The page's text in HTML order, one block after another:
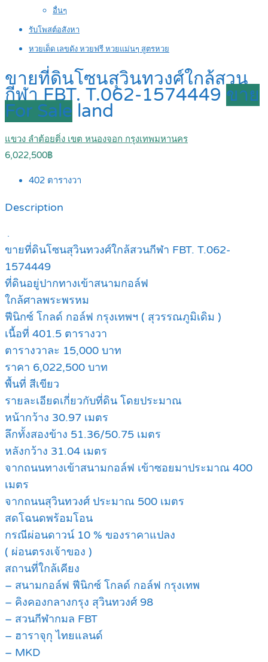
อื่นๆ
รับโพสต์อสังหา
หวยเด็ด เลขดัง หวยฟรี หวยแม่นๆ สูตรหวย
ขายที่ดินโซนสุวินทวงศ์ใกล้สวน
กีฬา FBT. T.062-1574449 ขาย
For Sale land
แขวง ลำต้อยติ่ง เขต หนองจอก กรุงเทพมหานคร
6,022,500฿
402 ตารางวา
Description
.
ขายที่ดินโซนสุวินทวงศ์ใกล้สวนกีฬา FBT. T.062-
1574449
ที่ดินอยู่ปากทางเข้าสนามกอล์ฟ
ใกล้ศาลพระพรหม
ฟีนิกซ์ โกลด์ กอล์ฟ กรุงเทพฯ ( สุวรรณภูมิเดิม )
เนื้อที่ 401.5 ตารางวา
ตารางวาละ 15,000 บาท
ราคา 6,022,500 บาท
พื้นที่ สีเขียว
รายละเอียดเกี่ยวกับที่ดิน โดยประมาณ
หน้ากว้าง 30.97 เมตร
ลึกทั้งสองข้าง 51.36/50.75 เมตร
หลังกว้าง 31.04 เมตร
จากถนนทางเข้าสนามกอล์ฟ เข้าซอยมาประมาณ 400
เมตร
จากถนนสุวินทวงศ์ ประมาณ 500 เมตร
สดโฉนดพร้อมโอน
กรณีผ่อนดาวน์ 10 % ของราคาแปลง
( ผ่อนตรงเจ้าของ )
สถานที่ใกล้เคียง
– สนามกอล์ฟ ฟีนิกซ์ โกลด์ กอล์ฟ กรุงเทพ
– คิงคองกลางกรุง สุวินทวงศ์ 98
– สวนกีฬากมล FBT
– ฮาราจุกุ ไทยแลนด์
– MKD